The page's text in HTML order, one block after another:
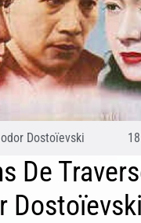
Dostoïevski
De
Dostoïevski